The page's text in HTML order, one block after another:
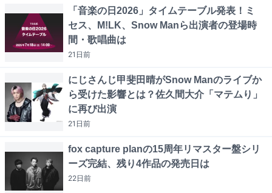
「音楽の日2026」タイムテーブル発表！ミ
セス、M!LK、Snow Manら出演者の登場時
間・歌唱曲は
21日前
にじさんじ甲斐田晴がSnow Manのライブか
ら受けた影響とは？佐久間大介「マテムり」
に再び出演
21日前
fox capture planの15周年リマスター盤シリ
ーズ完結、残り4作品の発売日は
22日前